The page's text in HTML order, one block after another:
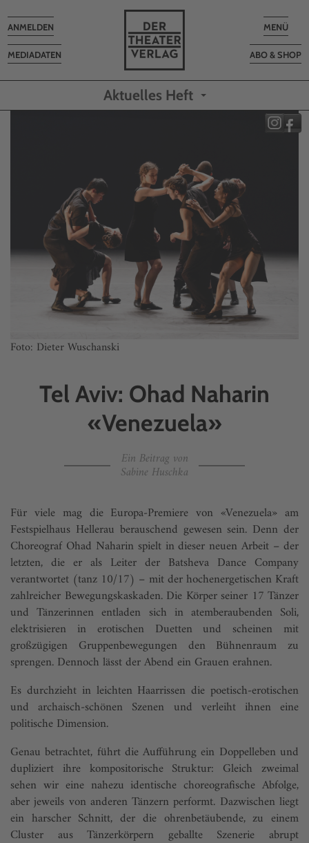
Toggle
MENÜ
ABO & SHOP
MEDIADATEN
Toggle
navigation
ANMELDEN
Aktuelles Heft
Foto: Dieter Wuschanski
Tel Aviv: Ohad Naharin
«Venezuela»
Ein Beitrag von
Sabine Huschka
Für viele mag die Europa-Premiere von «Venezuela» am
Festspielhaus Hellerau berauschend gewesen sein. Denn der
Choreograf Ohad Naharin spielt in dieser neuen Arbeit – der
letzten, die er als Leiter der Batsheva Dance Company
verantwortet (tanz 10/17) – mit der hochenergetischen Kraft
zahlreicher Bewegungskaskaden. Die Körper seiner 17 Tänzer
und Tänzerinnen entladen sich in atemberaubenden Soli,
elektrisieren in erotischen Duetten und scheinen mit
großzügigen Gruppenbewegungen den Bühnenraum zu
sprengen. Dennoch lässt der Abend ein Grauen erahnen.
Es durchzieht in leichten Haarrissen die poetisch-erotischen
und archaisch-schönen Szenen und verleiht ihnen eine
politische Dimension.
Genau betrachtet, führt die Aufführung ein Doppelleben und
dupliziert ihre kompositorische Struktur: Gleich zweimal
sehen wir eine nahezu identische choreografische Abfolge,
aber jeweils von anderen Tänzern performt. Dazwischen liegt
ein harscher Schnitt, der die ohrenbetäubende, zu einem
Cluster aus Tänzerkörpern geballte Szenerie abrupt